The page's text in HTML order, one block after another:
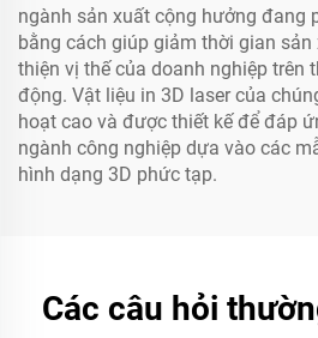
ngành sản xuất cộng hưởng đang
bằng cách giúp giảm thời gian
thiện vị thế của doanh nghiệp trên
động. Vật liệu in 3D laser của
hoạt cao và được thiết kế để đáp
ngành công nghiệp dựa vào các
hình dạng 3D phức tạp.
Các câu hỏi